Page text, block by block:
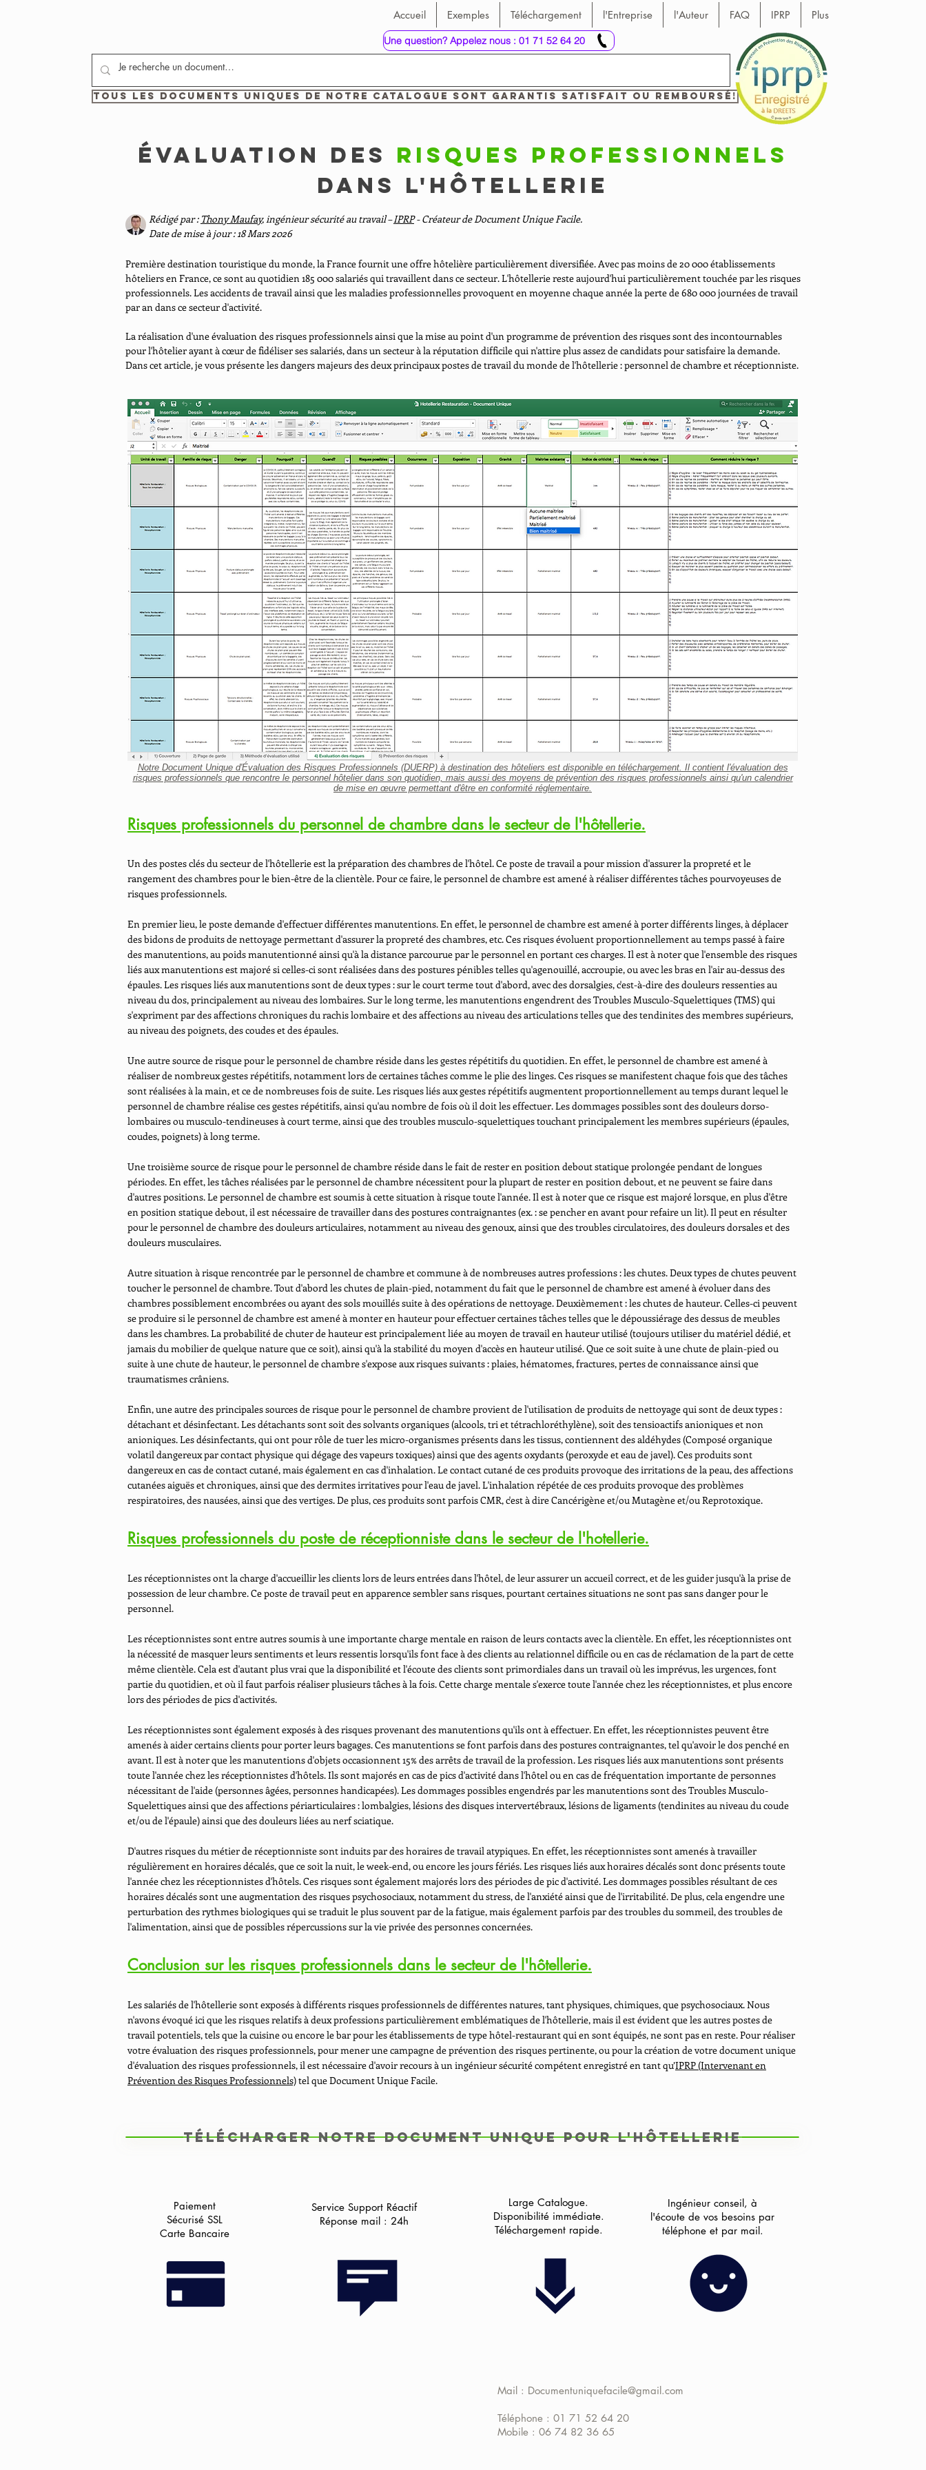
Accueil Exemples Téléchargement l'Entreprise l'Auteur FAQ IPRP Plus
Tous les documents uniques de notre catalogue sont garantis satisfait ou remboursé!
Une question? Appelez nous : 01 71 52 64 20
Évaluation des risques professionnels
dans l'hôtellerie
Rédigé par : Thony Maufay, ingénieur sécurité au travail –IPRP- Créateur de Document Unique Facile.
Date de mise à jour : 18 Mars 2026
Première destination touristique du monde, la France fournit une offre hôtelière particulièrement diversifiée. Avec pas moins de 20 000 établissements
hôteliers en France, ce sont au quotidien 185 000 salariés qui travaillent dans ce secteur. L'hôtellerie reste aujourd'hui particulièrement touchée par les risques
professionnels. Les accidents de travail ainsi que les maladies professionnelles provoquent en moyenne chaque année la perte de 680 000 journées de travail
par an dans ce secteur d'activité.
La réalisation d'une évaluation des risques professionnels ainsi que la mise au point d'un programme de prévention des risques sont des incontournables
pour l'hôtelier ayant à cœur de fidéliser ses salariés, dans un secteur à la réputation difficile qui n'attire plus assez de candidats pour satisfaire la demande.
Dans cet article, je vous présente les dangers majeurs des deux principaux postes de travail du monde de l'hôtellerie : personnel de chambre et réceptionniste.
Notre Document Unique d'Évaluation des Risques Professionnels (DUERP)à destination des hôteliers est disponible en téléchargement. Il contient l'évaluation des
risques professionnels que rencontre le personnel hôtelier dans son quotidien, mais aussi des moyens de prévention des risques professionnels ainsi qu'un calendrier
de mise en œuvre permettant d'être en conformité réglementaire.
Risques professionnels du personnel de chambre dans le secteur de l'hôtellerie.
Un des postes clés du secteur de l'hôtellerie est la préparation des chambres de l'hôtel. Ce poste de travail a pour mission d'assurer la propreté et le
rangement des chambres pour le bien-être de la clientèle. Pour ce faire, le personnel de chambre est amené à réaliser différentes tâches pourvoyeuses de
risques professionnels.
En premier lieu, le poste demande d'effectuer différentes manutentions. En effet, le personnel de chambre est amené à porter différents linges, à déplacer
des bidons de produits de nettoyage permettant d'assurer la propreté des chambres, etc. Ces risques évoluent proportionnellement au temps passé à faire
des manutentions, au poids manutentionné ainsi qu'à la distance parcourue par le personnel en portant ces charges. Il est à noter que l'ensemble des risques
liés aux manutentions est majoré si celles-ci sont réalisées dans des postures pénibles telles qu'agenouillé, accroupie, ou avec les bras en l'air au-dessus des
épaules. Les risques liés aux manutentions sont de deux types : sur le court terme tout d'abord, avec des dorsalgies, c'est-à-dire des douleurs ressenties au
niveau du dos, principalement au niveau des lombaires. Sur le long terme, les manutentions engendrent des Troubles Musculo-Squelettiques (TMS) qui
s'expriment par des affections chroniques du rachis lombaire et des affections au niveau des articulations telles que des tendinites des membres supérieurs,
au niveau des poignets, des coudes et des épaules.
Une autre source de risque pour le personnel de chambre réside dans les gestes répétitifs du quotidien. En effet, le personnel de chambre est amené à
réaliser de nombreux gestes répétitifs, notamment lors de certaines tâches comme le plie des linges. Ces risques se manifestent chaque fois que des tâches
sont réalisées à la main, et ce de nombreuses fois de suite. Les risques liés aux gestes répétitifs augmentent proportionnellement au temps durant lequel le
personnel de chambre réalise ces gestes répétitifs, ainsi qu'au nombre de fois où il doit les effectuer. Les dommages possibles sont des douleurs dorso-
lombaires ou musculo-tendineuses à court terme, ainsi que des troubles musculo-squelettiques touchant principalement les membres supérieurs (épaules,
coudes, poignets) à long terme.
Une troisième source de risque pour le personnel de chambre réside dans le fait de rester en position debout statique prolongée pendant de longues
périodes. En effet, les tâches réalisées par le personnel de chambre nécessitent pour la plupart de rester en position debout, et ne peuvent se faire dans
d'autres positions. Le personnel de chambre est soumis à cette situation à risque toute l'année. Il est à noter que ce risque est majoré lorsque, en plus d'être
en position statique debout, il est nécessaire de travailler dans des postures contraignantes (ex. : se pencher en avant pour refaire un lit). Il peut en résulter
pour le personnel de chambre des douleurs articulaires, notamment au niveau des genoux, ainsi que des troubles circulatoires, des douleurs dorsales et des
douleurs musculaires.
Autre situation à risque rencontrée par le personnel de chambre et commune à de nombreuses autres professions : les chutes. Deux types de chutes peuvent
toucher le personnel de chambre. Tout d'abord les chutes de plain-pied, notamment du fait que le personnel de chambre est amené à évoluer dans des
chambres possiblement encombrées ou ayant des sols mouillés suite à des opérations de nettoyage. Deuxièmement : les chutes de hauteur. Celles-ci peuvent
se produire si le personnel de chambre est amené à monter en hauteur pour effectuer certaines tâches telles que le dépoussiérage des dessus de meubles
dans les chambres. La probabilité de chuter de hauteur est principalement liée au moyen de travail en hauteur utilisé (toujours utiliser du matériel dédié, et
jamais du mobilier de quelque nature que ce soit), ainsi qu'à la stabilité du moyen d'accès en hauteur utilisé. Que ce soit suite à une chute de plain-pied ou
suite à une chute de hauteur, le personnel de chambre s'expose aux risques suivants : plaies, hématomes, fractures, pertes de connaissance ainsi que
traumatismes crâniens.
Enfin, une autre des principales sources de risque pour le personnel de chambre provient de l'utilisation de produits de nettoyage qui sont de deux types :
détachant et désinfectant. Les détachants sont soit des solvants organiques (alcools, tri et tétrachloréthylène), soit des tensioactifs anioniques et non
anioniques. Les désinfectants, qui ont pour rôle de tuer les micro-organismes présents dans les tissus, contiennent des aldéhydes (Composé organique
volatil dangereux par contact physique qui dégage des vapeurs toxiques) ainsi que des agents oxydants (peroxyde et eau de javel). Ces produits sont
dangereux en cas de contact cutané, mais également en cas d'inhalation. Le contact cutané de ces produits provoque des irritations de la peau, des affections
cutanées aiguës et chroniques, ainsi que des dermites irritatives pour l'eau de javel. L'inhalation répétée de ces produits provoque des problèmes
respiratoires, des nausées, ainsi que des vertiges. De plus, ces produits sont parfois CMR, c'est à dire Cancérigène et/ou Mutagène et/ou Reprotoxique.
Risques professionnels du poste de réceptionniste dans le secteur de l'hotellerie.
Les réceptionnistes ont la charge d'accueillir les clients lors de leurs entrées dans l'hôtel, de leur assurer un accueil correct, et de les guider jusqu'à la prise de
possession de leur chambre. Ce poste de travail peut en apparence sembler sans risques, pourtant certaines situations ne sont pas sans danger pour le
personnel.
Les réceptionnistes sont entre autres soumis à une importante charge mentale en raison de leurs contacts avec la clientèle. En effet, les réceptionnistes ont
la nécessité de masquer leurs sentiments et leurs ressentis lorsqu'ils font face à des clients au relationnel difficile ou en cas de réclamation de la part de cette
même clientèle. Cela est d'autant plus vrai que la disponibilité et l'écoute des clients sont primordiales dans un travail où les imprévus, les urgences, font
partie du quotidien, et où il faut parfois réaliser plusieurs tâches à la fois. Cette charge mentale s'exerce toute l'année chez les réceptionnistes, et plus encore
lors des périodes de pics d'activités.
Les réceptionnistes sont également exposés à des risques provenant des manutentions qu'ils ont à effectuer. En effet, les réceptionnistes peuvent être
amenés à aider certains clients pour porter leurs bagages. Ces manutentions se font parfois dans des postures contraignantes, tel qu'avoir le dos penché en
avant. Il est à noter que les manutentions d'objets occasionnent 15% des arrêts de travail de la profession. Les risques liés aux manutentions sont présents
toute l'année chez les réceptionnistes d'hôtels. Ils sont majorés en cas de pics d'activité dans l'hôtel ou en cas de fréquentation importante de personnes
nécessitant de l'aide (personnes âgées, personnes handicapées). Les dommages possibles engendrés par les manutentions sont des Troubles Musculo-
Squelettiques ainsi que des affections périarticulaires : lombalgies, lésions des disques intervertébraux, lésions de ligaments (tendinites au niveau du coude
et/ou de l'épaule) ainsi que des douleurs liées au nerf sciatique.
D'autres risques du métier de réceptionniste sont induits par des horaires de travail atypiques. En effet, les réceptionnistes sont amenés à travailler
régulièrement en horaires décalés, que ce soit la nuit, le week-end, ou encore les jours fériés. Les risques liés aux horaires décalés sont donc présents toute
l'année chez les réceptionnistes d'hôtels. Ces risques sont également majorés lors des périodes de pic d'activité. Les dommages possibles résultant de ces
horaires décalés sont une augmentation des risques psychosociaux, notamment du stress, de l'anxiété ainsi que de l'irritabilité. De plus, cela engendre une
perturbation des rythmes biologiques qui se traduit le plus souvent par de la fatigue, mais également parfois par des troubles du sommeil, des troubles de
l'alimentation, ainsi que de possibles répercussions sur la vie privée des personnes concernées.
Conclusion sur les risques professionnels dans le secteur de l'hôtellerie.
Les salariés de l'hôtellerie sont exposés à différents risques professionnels de différentes natures, tant physiques, chimiques, que psychosociaux. Nous
n'avons évoqué ici que les risques relatifs à deux professions particulièrement emblématiques de l'hôtellerie, mais il est évident que les autres postes de
travail potentiels, tels que la cuisine ou encore le bar pour les établissements de type hôtel-restaurant qui en sont équipés, ne sont pas en reste. Pour réaliser
votre évaluation des risques professionnels, pour mener une campagne de prévention des risques pertinente, ou pour la création de votre document unique
d'évaluation des risques professionnels, il est nécessaire d'avoir recours à un ingénieur sécurité compétent enregistré en tant qu’IPRP (Intervenant en
Prévention des Risques Professionnels)tel que Document Unique Facile.
Télécharger notre Document Unique pour l'Hôtellerie
Paiement
Sécurisé SSL
Carte Bancaire
Service Support Réactif
Réponse mail : 24h
Large Catalogue.
Disponibilité immédiate.
Téléchargement rapide.
Ingénieur conseil, à
l'écoute de vos besoins par
téléphone et par mail.
Mail : Documentuniquefacile@gmail.com
Téléphone : 01 71 52 64 20
Mobile : 06 74 82 36 65